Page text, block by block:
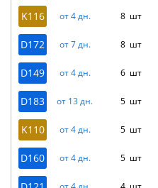
K116 от 4 дн. 8 шт
D172 от 7 дн. 8 шт
D149 от 4 дн. 6 шт
D183 от 13 дн. 5 шт
K110 от 4 дн. 5 шт
D160 от 4 дн. 5 шт